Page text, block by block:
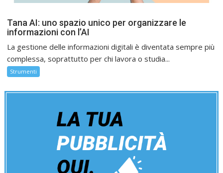
Tana AI: uno spazio unico per organizzare le
informazioni con l’AI
La gestione delle informazioni digitali è diventata sempre più
complessa, soprattutto per chi lavora o studia...
Strumenti